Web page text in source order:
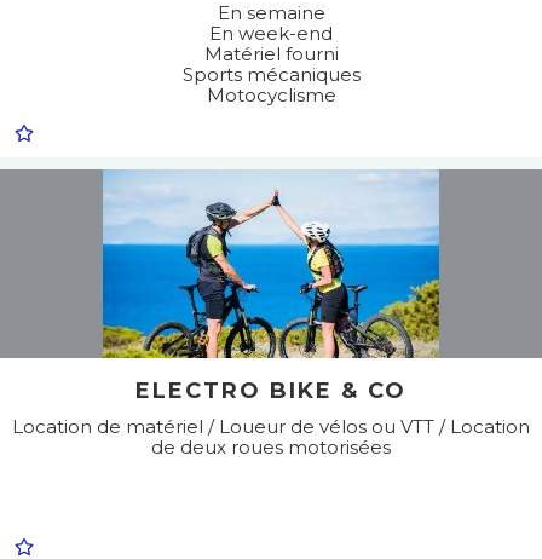
En semaine
En week-end
Matériel fourni
Sports mécaniques
Motocyclisme
ELECTRO BIKE & CO
Location de matériel / Loueur de vélos ou VTT / Location
de deux roues motorisées